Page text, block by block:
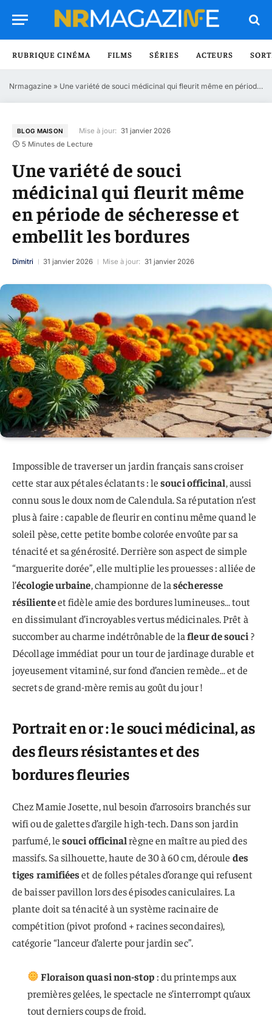
RUBRIQUE CINÉMA FILMS SÉRIES ACTEURS
Nrmagazine » Une variété de souci médicinal qui fleurit même en période de sécheresse et embellit les bordures
BLOG MAISON Mise à jour: 31 janvier 2026
5 Minutes de Lecture
Une variété de souci
médicinal qui fleurit même
en période de sécheresse et
embellit les bordures
Dimitri 31 janvier 2026 Mise à jour: 31 janvier 2026
Impossible de traverser un jardin français sans croiser
cette star aux pétales éclatants : lesouci officinal, aussi
connu sous le doux nom de Calendula. Sa réputation n’est
plus à faire : capable de fleurir en continu même quand le
soleil pèse, cette petite bombe colorée envoûte par sa
ténacité et sa générosité. Derrière son aspect de simple
“marguerite dorée”, elle multiplie les prouesses : alliée de
l’écologie urbaine, championne de lasécheresse
résilienteet fidèle amie des bordures lumineuses… tout
en dissimulant d’incroyables vertus médicinales. Prêt à
succomber au charme indétrônable de lafleur de souci ?
Décollage immédiat pour un tour de jardinage durable et
joyeusement vitaminé, sur fond d’ancien remède… et de
secrets de grand-mère remis au goût du jour !
Portrait en or : le souci médicinal, as
des fleurs résistantes et des
bordures fleuries
Chez Mamie Josette, nul besoin d’arrosoirs branchés sur
wifi ou de galettes d’argile high-tech. Dans son jardin
parfumé, lesouci officinalrègne en maître au pied des
massifs. Sa silhouette, haute de 30 à 60 cm, déroule des
tiges ramifiéeset de folles pétales d’orange qui refusent
de baisser pavillon lors des épisodes caniculaires. La
plante doit sa ténacité à un système racinaire de
compétition (pivot profond + racines secondaires),
catégorie “lanceur d’alerte pour jardin sec”.
Floraison quasi non-stop : du printemps aux
premières gelées, le spectacle ne s’interrompt qu’aux
tout derniers coups de froid.